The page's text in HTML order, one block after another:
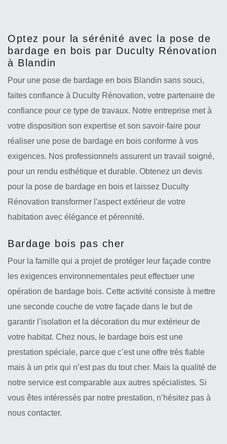
Optez pour la sérénité avec la pose de
bardage en bois par Duculty Rénovation
à Blandin
Pour une pose de bardage en bois Blandin sans souci,
faites confiance à Duculty Rénovation, votre partenaire de
confiance pour ce type de travaux. Notre entreprise met à
votre disposition son expertise et son savoir-faire pour
réaliser une pose de bardage en bois conforme à vos
exigences. Nos professionnels assurent un travail soigné,
pour un rendu esthétique et durable. Obtenez un devis
pour la pose de bardage en bois et laissez Duculty
Rénovation transformer l'aspect extérieur de votre
habitation avec élégance et pérennité.
Bardage bois pas cher
Pour la famille qui a projet de protéger leur façade contre
les exigences environnementales peut effectuer une
opération de bardage bois. Cette activité consiste à mettre
une seconde couche de votre façade dans le but de
garantir l’isolation et la décoration du mur extérieur de
votre habitat. Chez nous, le bardage bois est une
prestation spéciale, parce que c’est une offre très fiable
mais à un prix qui n’est pas du tout cher. Mais la qualité de
notre service est comparable aux autres spécialistes. Si
vous êtes intéressés par notre prestation, n’hésitez pas à
nous contacter.